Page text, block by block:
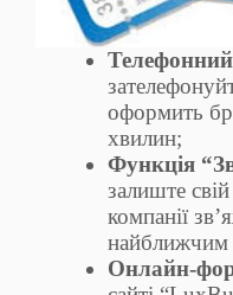
оформить
хвилин;
Функція
залиште
компанії
найближчим
Онлайн-